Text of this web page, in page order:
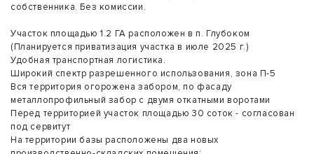
собственника. Без комиссии.
Участок площадью 1.2 ГА расположен в п. Глубоком
(Планируется приватизация участка в июле 2025 г.)
Удобная транспортная логистика.
Широкий спектр разрешенного использования, зона П-5
Вся территория огорожена забором, по фасаду
металлопрофильный забор с двумя откатными воротами
Перед территорией участок площадью 30 соток - согласован
под сервитут
На территории базы расположены два новых